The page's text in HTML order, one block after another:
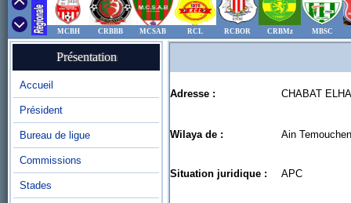
MCBH CRBBB MCSAB RCL RCBOR CRBMz MBSC
Présentation
Accueil
Président
Bureau de ligue
Commissions
Stades
Adresse : CHABAT
Wilaya de : Ain
Situation juridique : APC